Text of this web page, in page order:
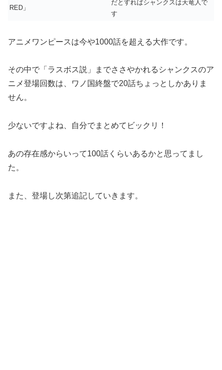
RED」
だとすればシャンクスは天竜人で
す
アニメワンピースは今や1000話を超える大作です。
その中で「ラスボス説」までささやかれるシャンクスのア
ニメ登場回数は、ワノ国終盤で20話ちょっとしかありま
せん。
少ないですよね、自分でまとめてビックリ！
あの存在感からいって100話くらいあるかと思ってまし
た。
また、登場し次第追記していきます。